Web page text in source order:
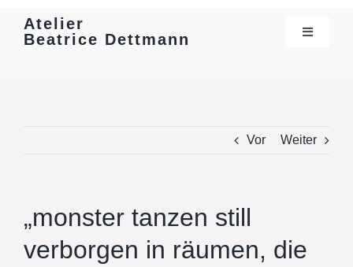
Atelier
Beatrice Dettmann
Toggle
Texte & Presse
Vor Weiter
„monster tanzen still
verborgen in räumen, die